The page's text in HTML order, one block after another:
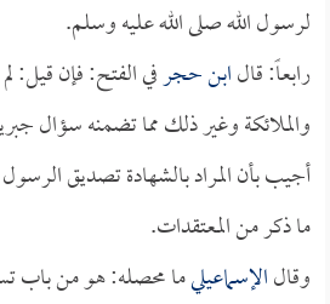
لرسول الله صلى الله عليه وسلم.
رابعاً: قالابن حجرفي الفتح: فإن قيل: لم
والملائكة وغير ذلك مما تضمنه سؤال
أجيب بأن المراد بالشهادة تصديق
ما ذكر من المعتقدات.
وقالالإسماعيليما محصله: هو من باب